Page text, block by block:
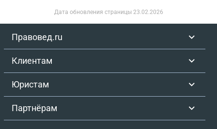
Дата обновления страницы 23.02.2026
Правовед.ru
Клиентам
Юристам
Партнёрам